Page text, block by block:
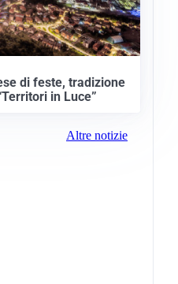
di feste, tradizione
in Luce”
Altre notizie